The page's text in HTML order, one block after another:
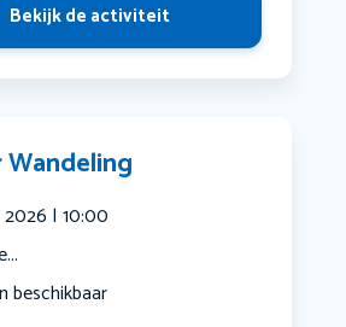
Bekijk de activiteit
| 10:00
beschikbaar